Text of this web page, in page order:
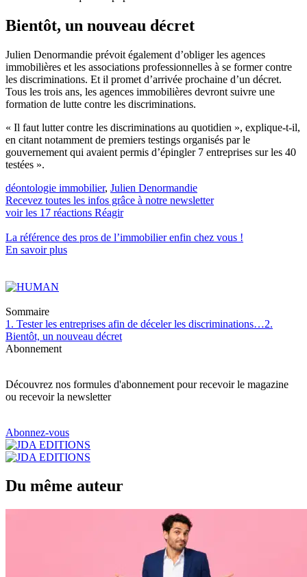
Bientôt, un nouveau décret
Julien Denormandie prévoit également d’obliger les agences
immobilières et les associations professionnelles à se former contre
les discriminations. Et il promet d’arrivée prochaine d’un décret.
Tous les trois ans, les agences immobilières devront suivre une
formation de lutte contre les discriminations.
« Il faut lutter contre les discriminations au quotidien », explique-t-il,
en citant notamment de premiers testings organisés par le
gouvernement qui avaient permis d’épingler 7 entreprises sur les 40
testées ».
déontologie immobilier, Julien Denormandie
Recevez toutes les infos grâce à notre newsletter
voir les 17 réactions Réagir
La référence des pros de l’immobilierenfin chez vous !
En savoir plus
Sommaire
1. Tester les entreprises afin de déceler les discriminations…2.
Bientôt, un nouveau décret
Abonnement
Découvrez nos formules d'abonnement pour recevoir le magazine
ou recevoir la newsletter
Abonnez-vous
Du même auteur